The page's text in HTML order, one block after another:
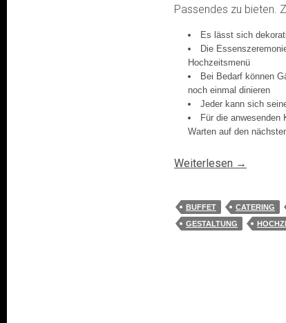
Passendes zu bieten.
Es lässt sich
Die
Hochzeitsmenü
Bei Bedarf können
noch einmal dinieren
Jeder kann sich
Für die anwesenden
Warten auf den
Weiterlesen →
BUFFET CATERING
GESTALTUNG